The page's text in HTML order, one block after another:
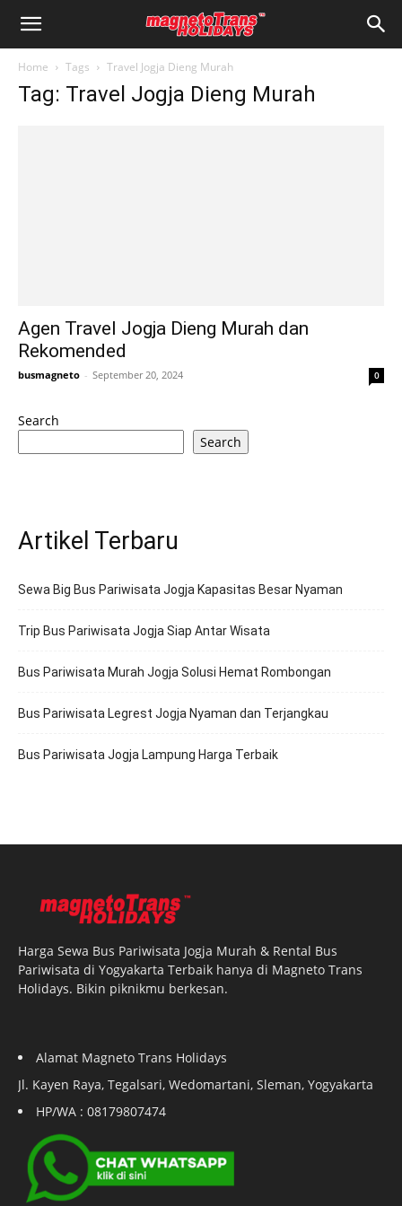
Home Tags Travel Jogja Dieng Murah
Tag: Travel Jogja Dieng Murah
Agen Travel Jogja Dieng Murah dan
Rekomended
busmagneto - September 20, 2024 0
Search
Search
Artikel Terbaru
Sewa Big Bus Pariwisata Jogja Kapasitas Besar Nyaman
Trip Bus Pariwisata Jogja Siap Antar Wisata
Bus Pariwisata Murah Jogja Solusi Hemat Rombongan
Bus Pariwisata Legrest Jogja Nyaman dan Terjangkau
Bus Pariwisata Jogja Lampung Harga Terbaik
Harga Sewa Bus Pariwisata Jogja Murah & Rental Bus
Pariwisata di Yogyakarta Terbaik hanya di Magneto Trans
Holidays. Bikin piknikmu berkesan.
Alamat Magneto Trans Holidays
Jl. Kayen Raya, Tegalsari, Wedomartani, Sleman, Yogyakarta
HP/WA : 08179807474